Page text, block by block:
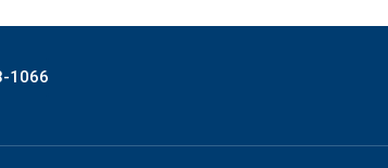
1066